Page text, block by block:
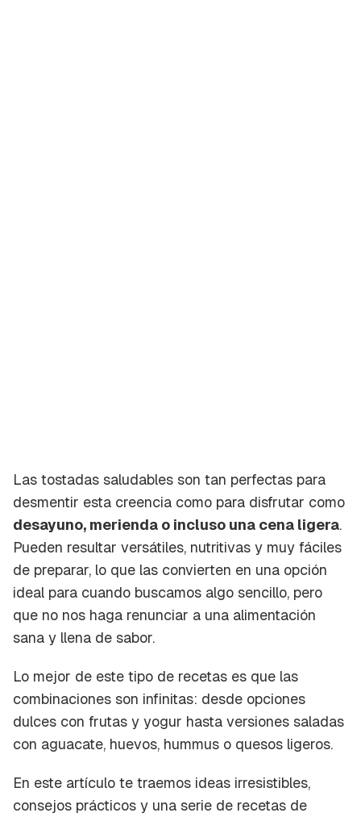
Las tostadas saludables son tan perfectas para
desmentir esta creencia como para disfrutar como
desayuno, merienda o incluso una cena ligera.
Pueden resultar versátiles, nutritivas y muy fáciles
de preparar, lo que las convierten en una opción
ideal para cuando buscamos algo sencillo, pero
que no nos haga renunciar a una alimentación
sana y llena de sabor.
Lo mejor de este tipo de recetas es que las
combinaciones son infinitas: desde opciones
dulces con frutas y yogur hasta versiones saladas
con aguacate, huevos, hummus o quesos ligeros.
En este artículo te traemos ideas irresistibles,
consejos prácticos y una serie de recetas de